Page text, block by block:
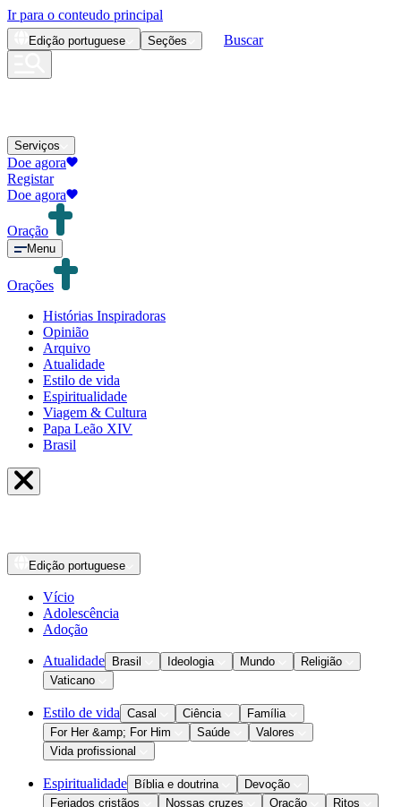
Ir para o conteudo principal
Edição portuguese Seções Buscar
Serviços
Doe agora
Registar
Doe agora
Oração
Menu
Orações
Histórias Inspiradoras
Opinião
Arquivo
Atualidade
Estilo de vida
Espiritualidade
Viagem & Cultura
Papa Leão XIV
Brasil
Edição portuguese
Vício
Adolescência
Adoção
Atualidade Brasil Ideologia Mundo
Religião
Vaticano
Estilo de vida Casal Ciência
Família
For Her &amp; For Him
Saúde
Valores
Vida profissional
Espiritualidade Bíblia e doutrina
Devoção
Feriados cristãos
Nossas cruzes Oração
Ritos